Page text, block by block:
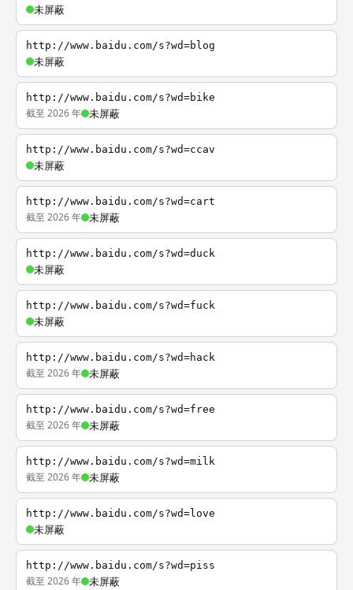
未屏蔽
http://www.baidu.com/s?wd=blog
未屏蔽
http://www.baidu.com/s?wd=bike
截至 2026 年 未屏蔽
http://www.baidu.com/s?wd=ccav
未屏蔽
http://www.baidu.com/s?wd=cart
截至 2026 年 未屏蔽
http://www.baidu.com/s?wd=duck
未屏蔽
http://www.baidu.com/s?wd=fuck
未屏蔽
http://www.baidu.com/s?wd=hack
截至 2026 年 未屏蔽
http://www.baidu.com/s?wd=free
截至 2026 年 未屏蔽
http://www.baidu.com/s?wd=milk
截至 2026 年 未屏蔽
http://www.baidu.com/s?wd=love
未屏蔽
http://www.baidu.com/s?wd=piss
截至 2026 年 未屏蔽